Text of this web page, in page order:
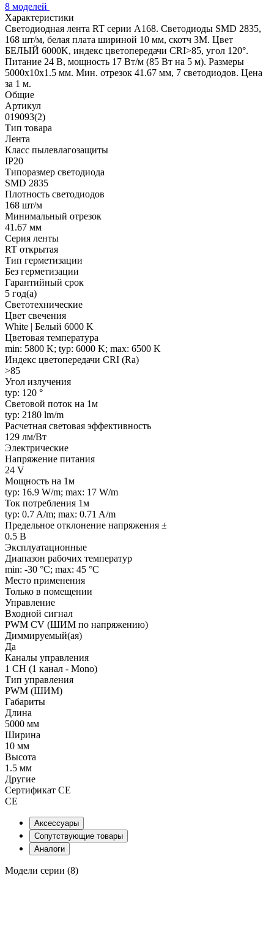
8 моделей
Характеристики
Светодиодная лента RT серии A168. Светодиоды SMD 2835,
168 шт/м, белая плата шириной 10 мм, скотч 3M. Цвет
БЕЛЫЙ 6000K, индекс цветопередачи CRI>85, угол 120°.
Питание 24 В, мощность 17 Вт/м (85 Вт на 5 м). Размеры
5000x10x1.5 мм. Мин. отрезок 41.67 мм, 7 светодиодов. Цена
за 1 м.
Общие
Артикул
019093(2)
Тип товара
Лента
Класс пылевлагозащиты
IP20
Типоразмер светодиода
SMD 2835
Плотность светодиодов
168 шт/м
Минимальный отрезок
41.67 мм
Серия ленты
RT открытая
Тип герметизации
Без герметизации
Гарантийный срок
5 год(а)
Светотехнические
Цвет свечения
White | Белый 6000 K
Цветовая температура
min: 5800 K; typ: 6000 K; max: 6500 K
Индекс цветопередачи CRI (Ra)
>85
Угол излучения
typ: 120 °
Световой поток на 1м
typ: 2180 lm/m
Расчетная световая эффективность
129 лм/Вт
Электрические
Напряжение питания
24 V
Мощность на 1м
typ: 16.9 W/m; max: 17 W/m
Ток потребления 1м
typ: 0.7 A/m; max: 0.71 A/m
Предельное отклонение напряжения ±
0.5 В
Эксплуатационные
Диапазон рабочих температур
min: -30 °C; max: 45 °C
Место применения
Только в помещении
Управление
Входной сигнал
PWM СV (ШИМ по напряжению)
Диммируемый(ая)
Да
Каналы управления
1 CH (1 канал - Mono)
Тип управления
PWM (ШИМ)
Габариты
Длина
5000 мм
Ширина
10 мм
Высота
1.5 мм
Другие
Сертификат CE
CE
Аксессуары
Сопутствующие товары
Аналоги
Модели серии (8)